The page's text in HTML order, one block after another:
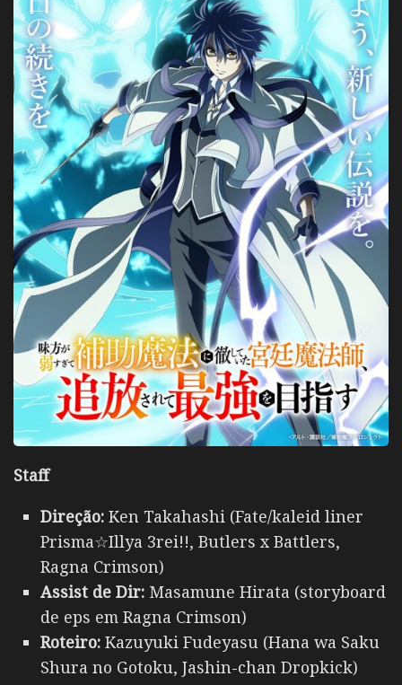
Staff
Direção: Ken Takahashi (Fate/kaleid liner
Prisma☆Illya 3rei!!, Butlers x Battlers,
Ragna Crimson)
Assist de Dir: Masamune Hirata (storyboard
de eps em Ragna Crimson)
Roteiro: Kazuyuki Fudeyasu (Hana wa Saku
Shura no Gotoku, Jashin-chan Dropkick)